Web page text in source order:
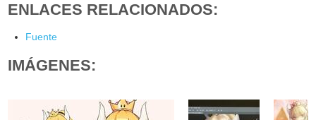
ENLACES RELACIONADOS:
Fuente
IMÁGENES: